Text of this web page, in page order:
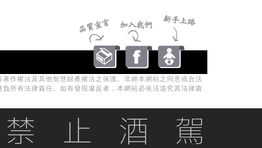
作權法及其他智慧財產權法之保護。非經本網站之同意或合法
所有法律責任。如有發現違反者，本網站必依法追究其法律責